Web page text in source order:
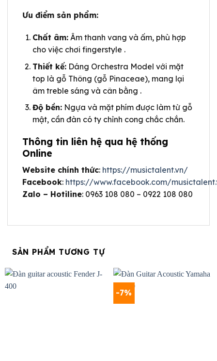
Ưu điểm sản phẩm:
Chất âm:Âm thanh vang và ấm, phù hợp
cho việc chơi fingerstyle .
Thiết kế:Dáng Orchestra Model với mặt
top là gỗ Thông (gỗ Pinaceae), mang lại
âm treble sáng và cân bằng .
Độ bền:Ngựa và mặt phím được làm từ gỗ
mật, cần đàn có ty chỉnh cong chắc chắn.
Thông tin liên hệ qua hệ thống
Online
Website chính thức: https://musictalent.vn/
Facebook: https://www.facebook.com/
Zalo – Hotiline: 0963 108 080 – 0922 108 080
SẢN PHẨM TƯƠNG TỰ
-7%